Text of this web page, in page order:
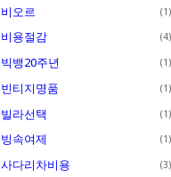
비오르 1
비용절감 4
빅뱅20주년 1
빈티지명품 1
빌라선택 1
빙속여제 1
사다리차비용 3